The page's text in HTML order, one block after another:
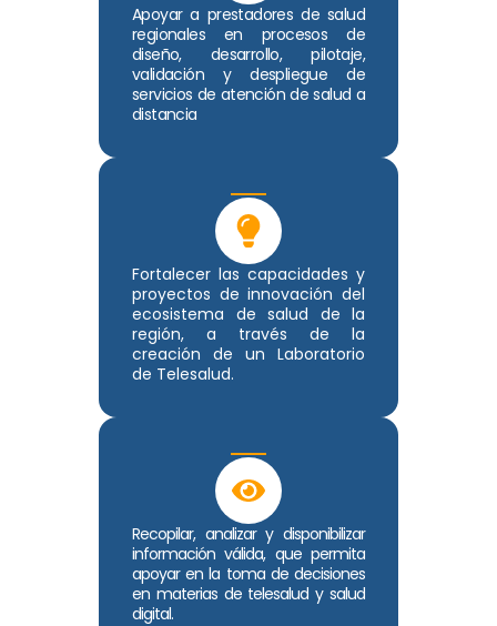
Apoyar a prestadores de salud
regionales en procesos de
diseño, desarrollo, pilotaje,
validación y despliegue de
servicios de atención de salud a
distancia
Fortalecer las capacidades y
proyectos de innovación del
ecosistema de salud de la
región, a través de la
creación de un Laboratorio
de Telesalud.
Recopilar, analizar y disponibilizar
información válida, que permita
apoyar en la toma de decisiones
en materias de telesalud y salud
digital.